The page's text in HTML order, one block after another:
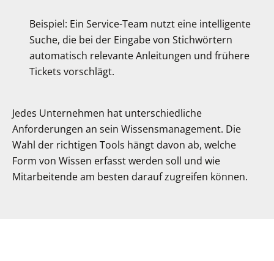
Beispiel: Ein Service-Team nutzt eine intelligente
Suche, die bei der Eingabe von Stichwörtern
automatisch relevante Anleitungen und frühere
Tickets vorschlägt.
Jedes Unternehmen hat unterschiedliche
Anforderungen an sein Wissensmanagement. Die
Wahl der richtigen Tools hängt davon ab, welche
Form von Wissen erfasst werden soll und wie
Mitarbeitende am besten darauf zugreifen können.